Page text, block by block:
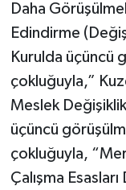
Daha
Edindirme
Kurulda üçüncü
çokluğuyla,”
Meslek
üçüncü
çokluğuyla,
Çalışma Esasları